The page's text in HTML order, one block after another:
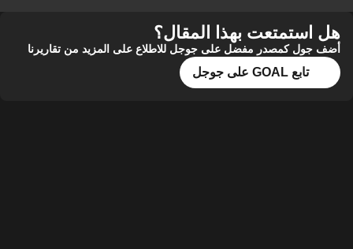
هل استمتعت بهذا المقال؟
أضف جول كمصدر مفضل على جوجل للاطلاع على المزيد من تقاريرنا
تابع GOAL على جوجل